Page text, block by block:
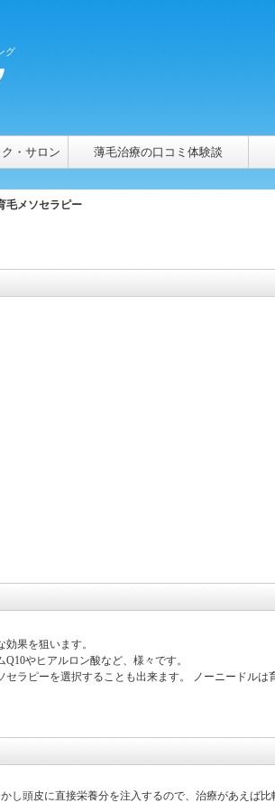
グ
・サロン 薄毛治療の口コミ体験談
毛メソセラピー
果を狙います。
やヒアルロン酸など、様々です。
ラピーを選択することも出来ます。 ノーニードルは
し頭皮に直接栄養分を注入するので、治療があえば比